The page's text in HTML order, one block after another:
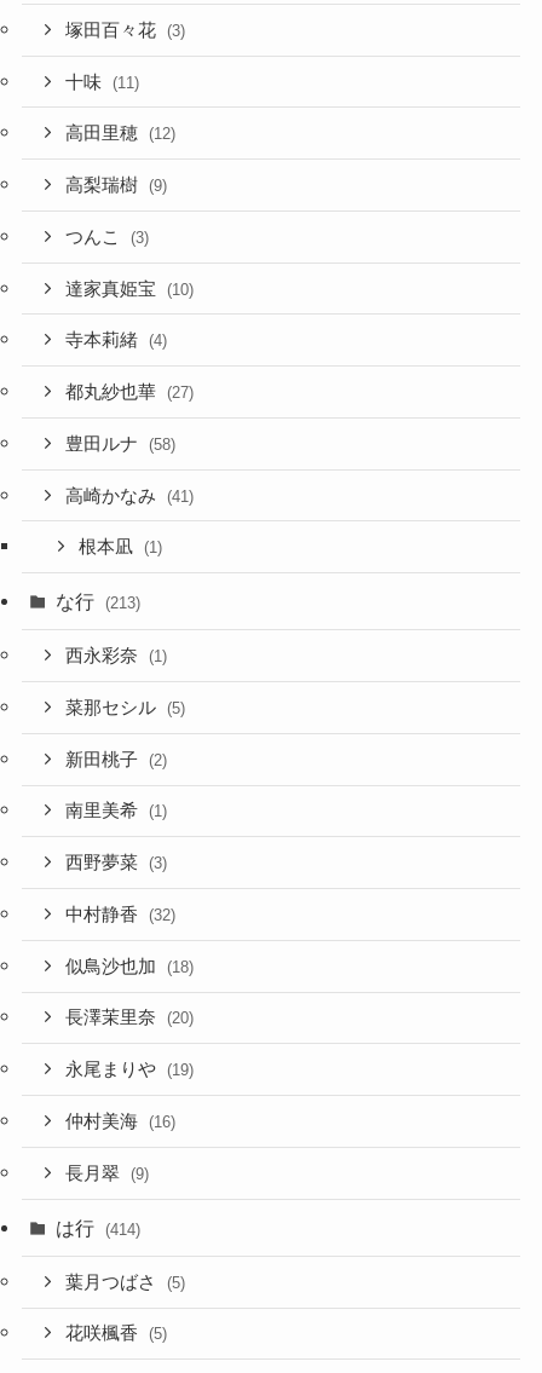
塚田百々花 (3)
十味 (11)
高田里穂 (12)
高梨瑞樹 (9)
つんこ (3)
達家真姫宝 (10)
寺本莉緒 (4)
都丸紗也華 (27)
豊田ルナ (58)
高崎かなみ (41)
根本凪 (1)
な行 (213)
西永彩奈 (1)
菜那セシル (5)
新田桃子 (2)
南里美希 (1)
西野夢菜 (3)
中村静香 (32)
似鳥沙也加 (18)
長澤茉里奈 (20)
永尾まりや (19)
仲村美海 (16)
長月翠 (9)
は行 (414)
葉月つばさ (5)
花咲楓香 (5)